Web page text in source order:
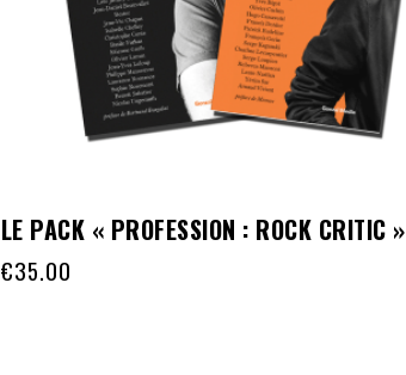
LE PACK « PROFESSION : ROCK CRITIC »
€35.00